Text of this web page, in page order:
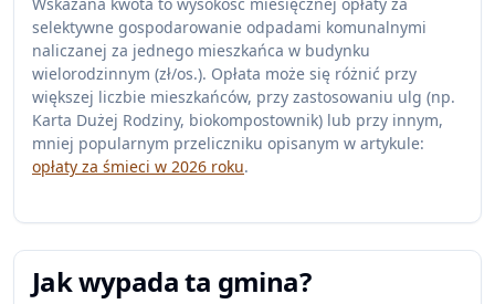
selektywne gospodarowanie odpadami komunalnymi
naliczanej za jednego mieszkańca w budynku
wielorodzinnym (zł/os.). Opłata może się różnić przy
większej liczbie mieszkańców, przy zastosowaniu ulg (np.
Karta Dużej Rodziny, biokompostownik) lub przy innym,
mniej popularnym przeliczniku opisanym w artykule:
opłaty za śmieci w 2026 roku.
Jak wypada ta gmina?